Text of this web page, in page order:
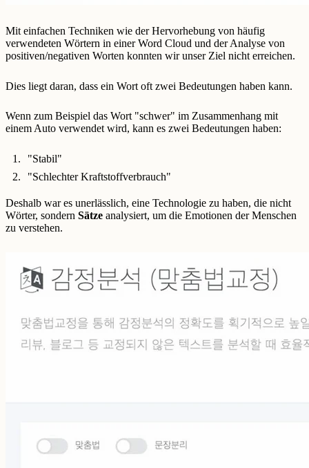
Mit einfachen Techniken wie der Hervorhebung von häufig
verwendeten Wörtern in einer Word Cloud und der Analyse von
positiven/negativen Worten konnten wir unser Ziel nicht erreichen.
Dies liegt daran, dass ein Wort oft zwei Bedeutungen haben kann.
Wenn zum Beispiel das Wort "schwer" im Zusammenhang mit
einem Auto verwendet wird, kann es zwei Bedeutungen haben:
"Stabil"
"Schlechter Kraftstoffverbrauch"
Deshalb war es unerlässlich, eine Technologie zu haben, die nicht
Wörter, sondern Sätze analysiert, um die Emotionen der Menschen
zu verstehen.